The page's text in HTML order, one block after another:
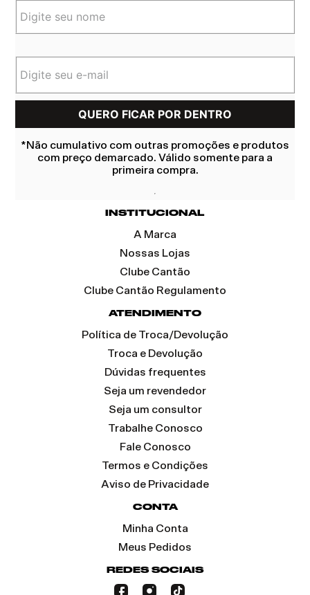
*Não cumulativo com outras promoções e produtos
com preço demarcado. Válido somente para a
primeira compra.
INSTITUCIONAL
A Marca
Nossas Lojas
Clube Cantão
Clube Cantão Regulamento
ATENDIMENTO
Política de Troca/Devolução
Troca e Devolução
Dúvidas frequentes
Seja um revendedor
Seja um consultor
Trabalhe Conosco
Fale Conosco
Termos e Condições
Aviso de Privacidade
CONTA
Minha Conta
Meus Pedidos
REDES SOCIAIS